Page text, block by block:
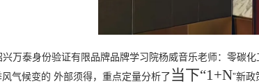
兴万泰身份验证有限品牌品牌学习院杨威音乐老师：零碳
风气候变的 外部须得，重点定量分析了当下“1+N”新